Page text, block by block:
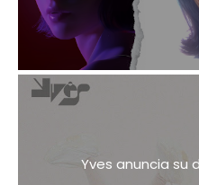
Yves anuncia su